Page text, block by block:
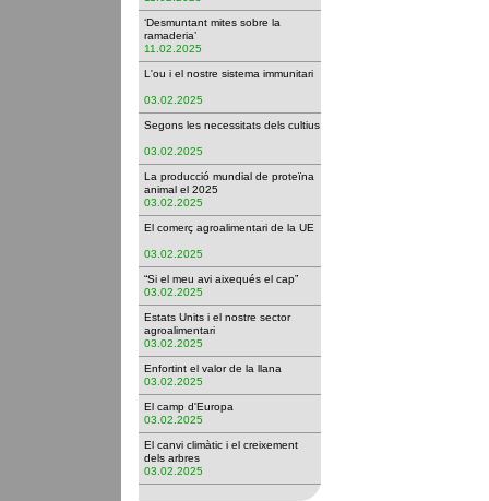
‘Desmuntant mites sobre la
ramaderia’
11.02.2025
L'ou i el nostre sistema immunitari
03.02.2025
Segons les necessitats dels cultius
03.02.2025
La producció mundial de proteïna
animal el 2025
03.02.2025
El comerç agroalimentari de la UE
03.02.2025
“Si el meu avi aixequés el cap”
03.02.2025
Estats Units i el nostre sector
agroalimentari
03.02.2025
Enfortint el valor de la llana
03.02.2025
El camp d'Europa
03.02.2025
El canvi climàtic i el creixement
dels arbres
03.02.2025